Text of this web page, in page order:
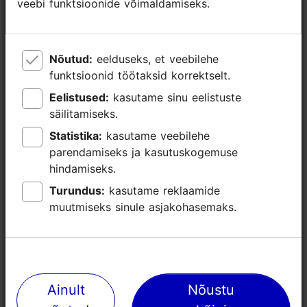
Lähedalasuvad kohad
veebi funktsioonide võimaldamiseks.
Nõutud:
funktsioonid töötaksid korrektselt.
Eelistused:
säilitamiseks.
Statistika:
parendamiseks ja kasutuskogemuse
hindamiseks.
Turundus:
muutmiseks sinule asjakohasemaks.
Ainult
Nõustu
veebi funktsioonide võimaldamiseks.
Nõutud:
funktsioonid töötaksid korrektselt.
Eelistused:
säilitamiseks.
Statistika:
parendamiseks ja kasutuskogemuse
hindamiseks.
Turundus:
muutmiseks sinule asjakohasemaks.
Ainult
Nõustu